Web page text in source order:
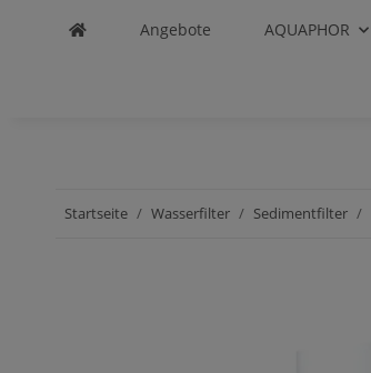
Angebote AQUAPHOR
Startseite Wasserfilter Sedimentfilter